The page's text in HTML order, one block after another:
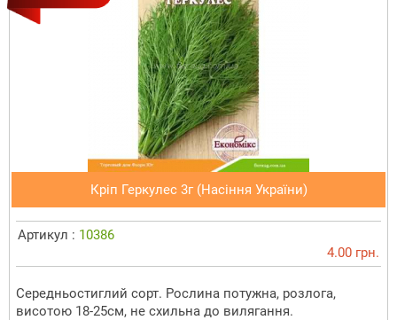
Кріп Геркулес 3г (Насіння України)
Артикул : 10386
4.00 грн.
Середньостиглий сорт. Рослина потужна, розлога,
висотою 18-25см, не схильна до вилягання.